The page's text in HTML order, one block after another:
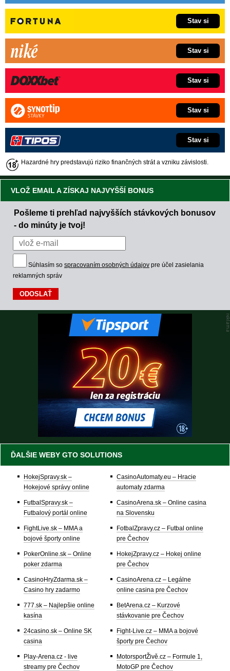
Stav si
Stav si
Stav si
Stav si
Stav si
Hazardné hry predstavujú riziko finančných strát a vzniku závislosti.
VLOŽ EMAIL A ZÍSKAJ NAJVYŠŠÍ BONUS
Pošleme ti prehľad najvyšších stávkových bonusov
- do minúty je tvoj!
Súhlasím so spracovaním osobných údajov pre účel zasielania
reklamných správ
ĎALŠIE WEBY GTO SOLUTIONS
HokejSpravy.sk –
Hokejové správy online
FutbalSpravy.sk –
Futbalový portál online
FightLive.sk – MMA a
bojové športy online
PokerOnline.sk – Online
poker zdarma
CasinoHryZdarma.sk –
Casino hry zadarmo
777.sk – Najlepšie online
kasína
24casino.sk – Online SK
casina
Play-Arena.cz - live
streamy pre Čechov
CasinoAutomaty.eu – Hracie
automaty zdarma
CasinoArena.sk – Online casina
na Slovensku
FotbalZpravy.cz – Futbal online
pre Čechov
HokejZpravy.cz – Hokej online
pre Čechov
CasinoArena.cz – Legálne
online casina pre Čechov
BetArena.cz – Kurzové
stávkovanie pre Čechov
Fight-Live.cz – MMA a bojové
športy pre Čechov
MotorsportŽivě.cz – Formule 1,
MotoGP pre Čechov